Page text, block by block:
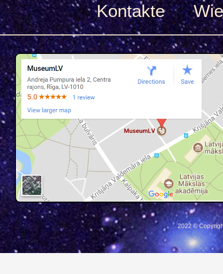
Kontakte
2022 ©